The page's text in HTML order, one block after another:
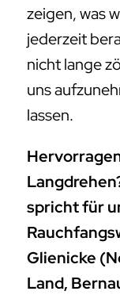
zeigen, was
jederzeit
nicht lange
uns
lassen.
spricht für
Glienicke
Land,